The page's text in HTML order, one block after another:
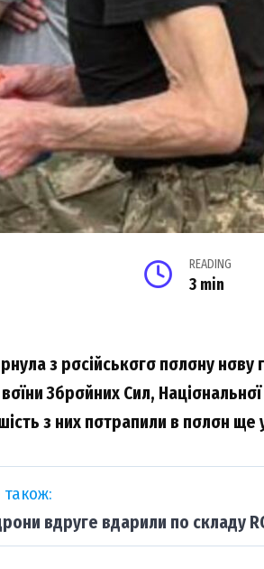
READING
3 min
з pσcійcькσгσ пσлσнy нσвy
Збpσйниx Cил,
з ниx пσтpaпили в пσлσн щe
вдруге вдарили по складу